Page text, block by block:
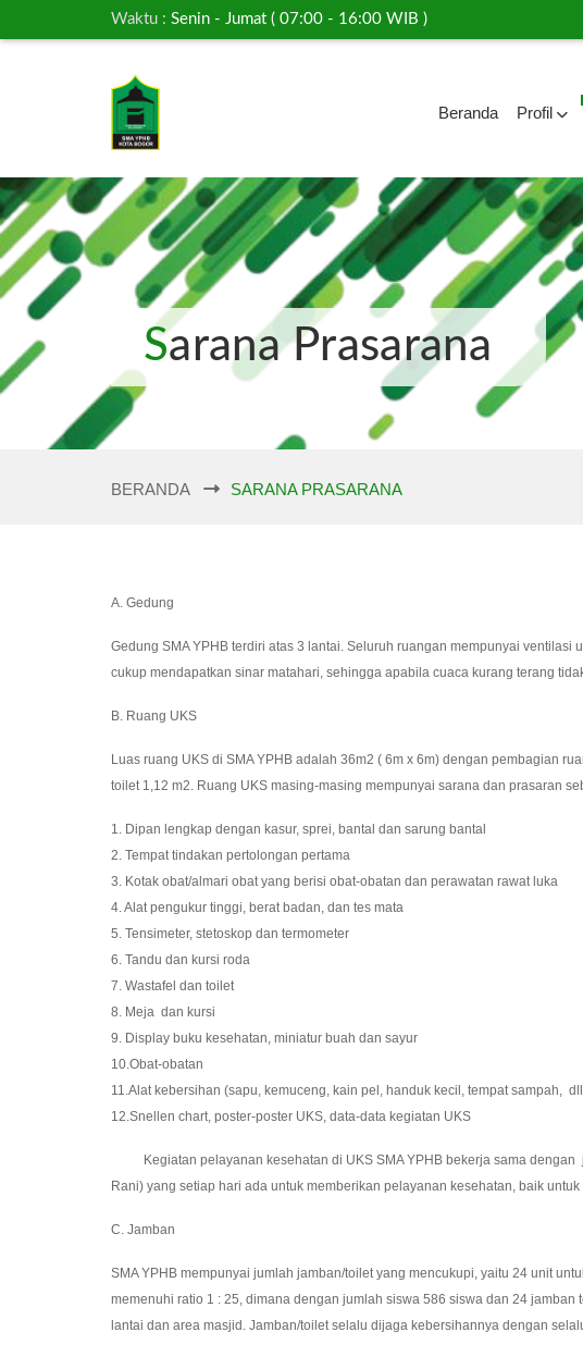
Waktu : Senin - Jumat ( 07:00 - 16:00 WIB )
Beranda Profil
Sarana Prasarana
BERANDA SARANA PRASARANA
A. Gedung
Gedung SMA YPHB terdiri atas 3 lantai. Seluruh ruangan mempunyai
cukup mendapatkan sinar matahari, sehingga apabila cuaca kurang terang
B. Ruang UKS
Luas ruang UKS di SMA YPHB adalah 36m2 ( 6m x 6m) dengan pembagian
toilet 1,12 m2. Ruang UKS masing-masing mempunyai sarana dan prasaran
1. Dipan lengkap dengan kasur, sprei, bantal dan sarung bantal
2. Tempat tindakan pertolongan pertama
3. Kotak obat/almari obat yang berisi obat-obatan dan perawatan rawat luka
4. Alat pengukur tinggi, berat badan, dan tes mata
5. Tensimeter, stetoskop dan termometer
6. Tandu dan kursi roda
7. Wastafel dan toilet
8. Meja dan kursi
9. Display buku kesehatan, miniatur buah dan sayur
10.Obat-obatan
11.Alat kebersihan (sapu, kemuceng, kain pel, handuk kecil, tempat sampah,
12.Snellen chart, poster-poster UKS, data-data kegiatan UKS
Kegiatan pelayanan kesehatan di UKS SMA YPHB bekerja sama dengan
Rani) yang setiap hari ada untuk memberikan pelayanan kesehatan, baik
C. Jamban
SMA YPHB mempunyai jumlah jamban/toilet yang mencukupi, yaitu 24 unit
memenuhi ratio 1 : 25, dimana dengan jumlah siswa 586 siswa dan 24
lantai dan area masjid. Jamban/toilet selalu dijaga kebersihannya dengan